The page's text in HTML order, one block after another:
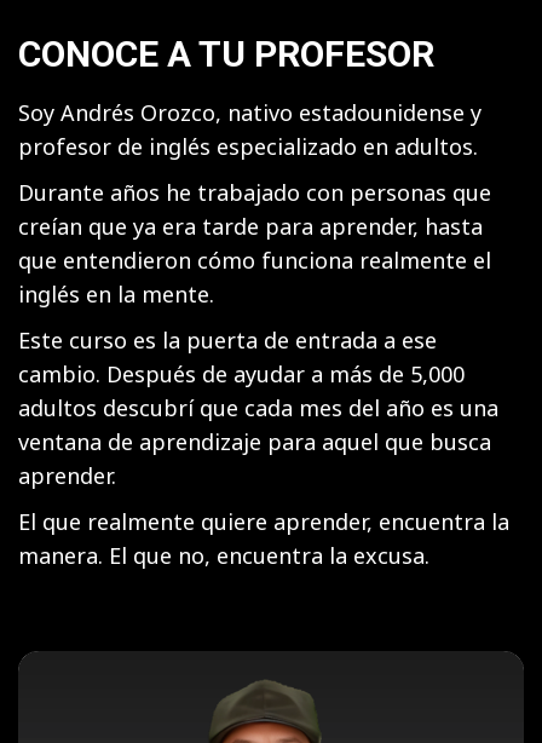
CONOCE A TU PROFESOR
Soy Andrés Orozco, nativo estadounidense y
profesor de inglés especializado en adultos.
Durante años he trabajado con personas que
creían que ya era tarde para aprender, hasta
que entendieron cómo funciona realmente el
inglés en la mente.
Este curso es la puerta de entrada a ese
cambio. Después de ayudar a más de 5,000
adultos descubrí que cada mes del año es una
ventana de aprendizaje para aquel que busca
aprender.
El que realmente quiere aprender, encuentra la
manera. El que no, encuentra la excusa.